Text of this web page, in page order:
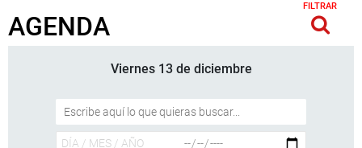
AGENDA
FILTRAR
Viernes 13 de diciembre